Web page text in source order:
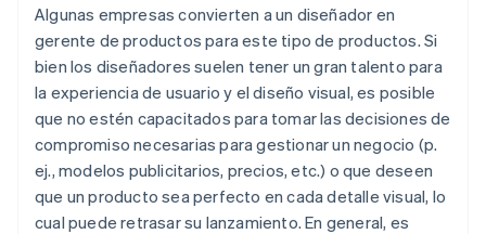
Algunas empresas convierten a un diseñador en
gerente de productos para este tipo de productos. Si
bien los diseñadores suelen tener un gran talento para
la experiencia de usuario y el diseño visual, es posible
que no estén capacitados para tomar las decisiones de
compromiso necesarias para gestionar un negocio (p.
ej., modelos publicitarios, precios, etc.) o que deseen
que un producto sea perfecto en cada detalle visual, lo
cual puede retrasar su lanzamiento. En general, es